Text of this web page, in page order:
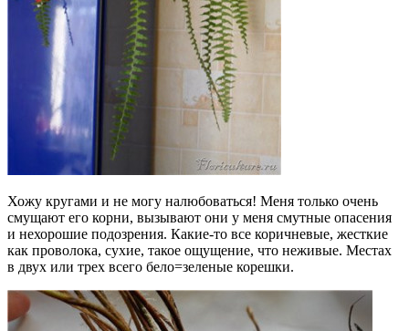
Хожу кругами и не могу налюбоваться! Меня только очень
смущают его корни, вызывают они у меня смутные опасения
и нехорошие подозрения. Какие-то все коричневые, жесткие
как проволока, сухие, такое ощущение, что неживые. Местах
в двух или трех всего бело=зеленые корешки.